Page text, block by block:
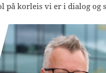
på korleis vi er i dialog og